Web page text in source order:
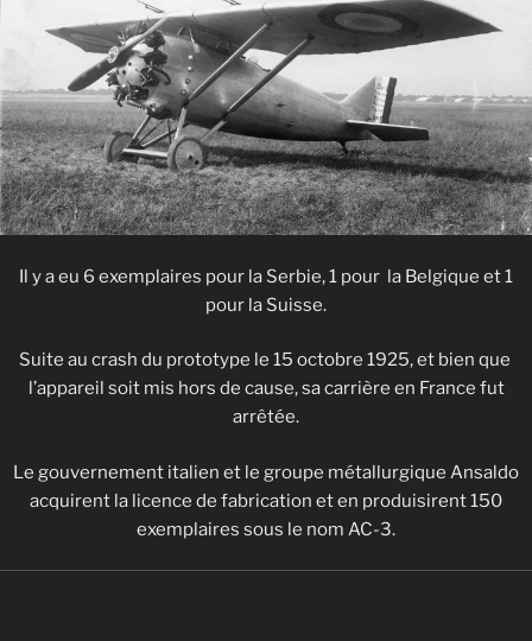
Il y a eu 6 exemplaires pour la Serbie, 1 pour la Belgique et 1
pour la Suisse.
Suite au crash du prototype le 15 octobre 1925, et bien que
l’appareil soit mis hors de cause, sa carrière en France fut
arrêtée.
Le gouvernement italien et le groupe métallurgique Ansaldo
acquirent la licence de fabrication et en produisirent 150
exemplaires sous le nom AC-3.